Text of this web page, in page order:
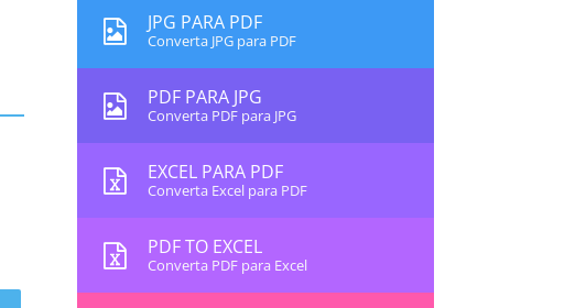
JPG PARA PDF
Converta JPG para PDF
PDF PARA JPG
Converta PDF para JPG
EXCEL PARA PDF
Converta Excel para PDF
PDF TO EXCEL
Converta PDF para Excel